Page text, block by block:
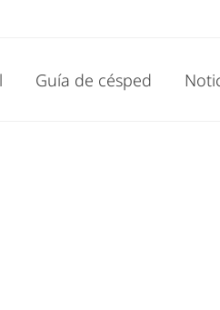
Guía de césped